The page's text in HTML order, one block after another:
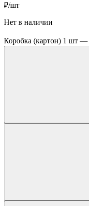
₽/шт
Нет в наличии
Коробка (картон) 1 шт —